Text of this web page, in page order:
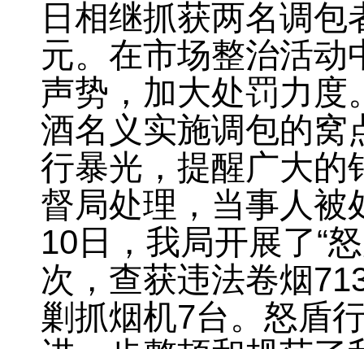
日相继抓获两名调包
元。 在市场整治活动
声势，加大处罚力度
酒名义实施调包的窝
行暴光 ， 提醒广大的
督局处理 ， 当事人被
10 日 ， 我局开展了“
次 ， 查获违法卷烟
剿抓烟机7台。 怒盾